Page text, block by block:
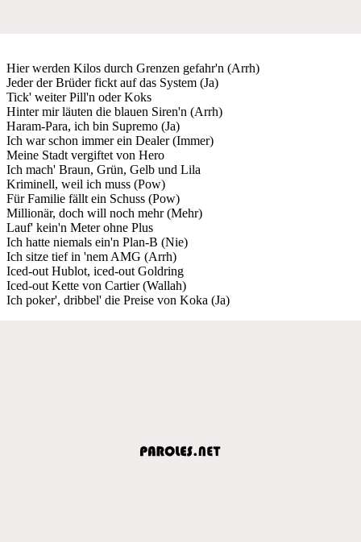
Hier werden Kilos durch Grenzen gefahr'n (Arrh)
Jeder der Brüder fickt auf das System (Ja)
Tick' weiter Pill'n oder Koks
Hinter mir läuten die blauen Siren'n (Arrh)
Haram-Para, ich bin Supremo (Ja)
Ich war schon immer ein Dealer (Immer)
Meine Stadt vergiftet von Hero
Ich mach' Braun, Grün, Gelb und Lila
Kriminell, weil ich muss (Pow)
Für Familie fällt ein Schuss (Pow)
Millionär, doch will noch mehr (Mehr)
Lauf' kein'n Meter ohne Plus
Ich hatte niemals ein'n Plan-B (Nie)
Ich sitze tief in 'nem AMG (Arrh)
Iced-out Hublot, iced-out Goldring
Iced-out Kette von Cartier (Wallah)
Ich poker', dribbel' die Preise von Koka (Ja)